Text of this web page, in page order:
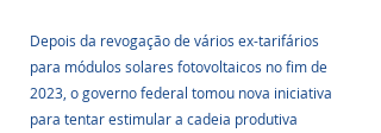
Depois da revogação de vários ex-tarifários
para módulos solares fotovoltaicos no fim de
2023, o governo federal tomou nova iniciativa
para tentar estimular a cadeia produtiva